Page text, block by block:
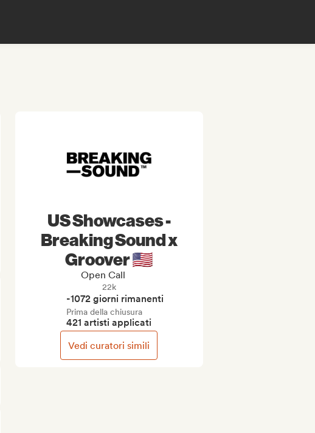
US Showcases -
Breaking Sound x
Groover 🇺🇸
Open Call
22k
-1072 giorni rimanenti
Prima della chiusura
421 artisti applicati
Vedi curatori simili